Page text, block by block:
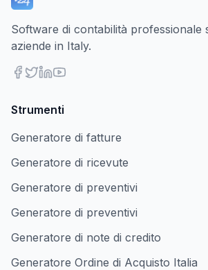
Software di contabilità professionale
aziende in Italy.
Strumenti
Generatore di fatture
Generatore di ricevute
Generatore di preventivi
Generatore di preventivi
Generatore di note di credito
Generatore Ordine di Acquisto Italia